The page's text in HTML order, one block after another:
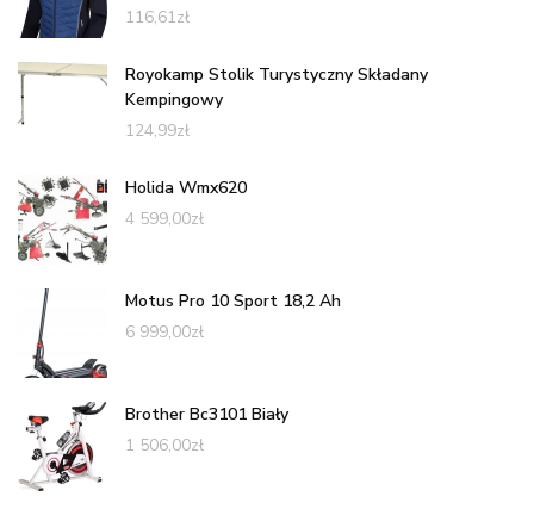
116,61zł
Royokamp Stolik Turystyczny Składany
Kempingowy
124,99zł
Holida Wmx620
4 599,00zł
Motus Pro 10 Sport 18,2 Ah
6 999,00zł
Brother Bc3101 Biały
1 506,00zł